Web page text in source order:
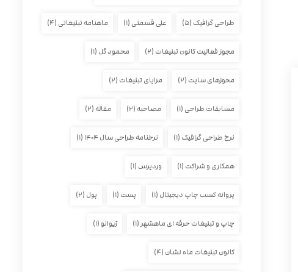
طراحی گرافیک (۵) علی قسمتی (۱) ماهنامه تبلیغاتی (۴)
مجوز فعالیت کانون تبلیغات (۲) محمود گل (۱)
محوزهای سایت (۲) مزایای تبلیغات (۲)
مسابقات طراحی (۱) مصاحبه (۲) مقاله (۲)
نرخ طراحی گرافیک (۱) نرخنامه طراحی سال ۱۴۰۴ (۱)
همکاری و شراکت (۱) وردپرس (۱)
پروانه کسب چاپ دیجیتال (۱) پست (۱) پول (۲)
چاپ و تبلیغات حرفه ای ماهشهر (۱) ژیوانو (۱)
کانون تبلیغات ماه نشان (۴)